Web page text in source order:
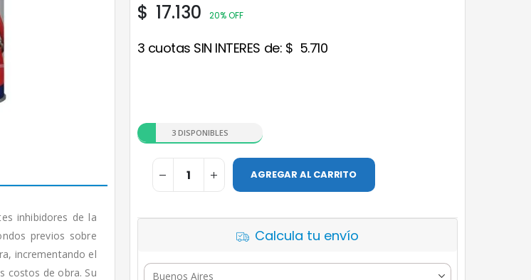
inhibidores de la
previos sobre
incrementando el
costos de obra. Su
$ 17.130 20% OFF
3 cuotas SIN INTERES de: $ 5.710
3 DISPONIBLES
AGREGAR AL CARRITO
Calcula tu envío